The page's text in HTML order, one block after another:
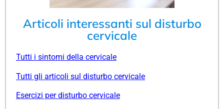
Articoli interessanti sul disturbo
cervicale
Tutti i sintomi della cervicale
Tutti gli articoli sul disturbo cervicale
Esercizi per disturbo cervicale